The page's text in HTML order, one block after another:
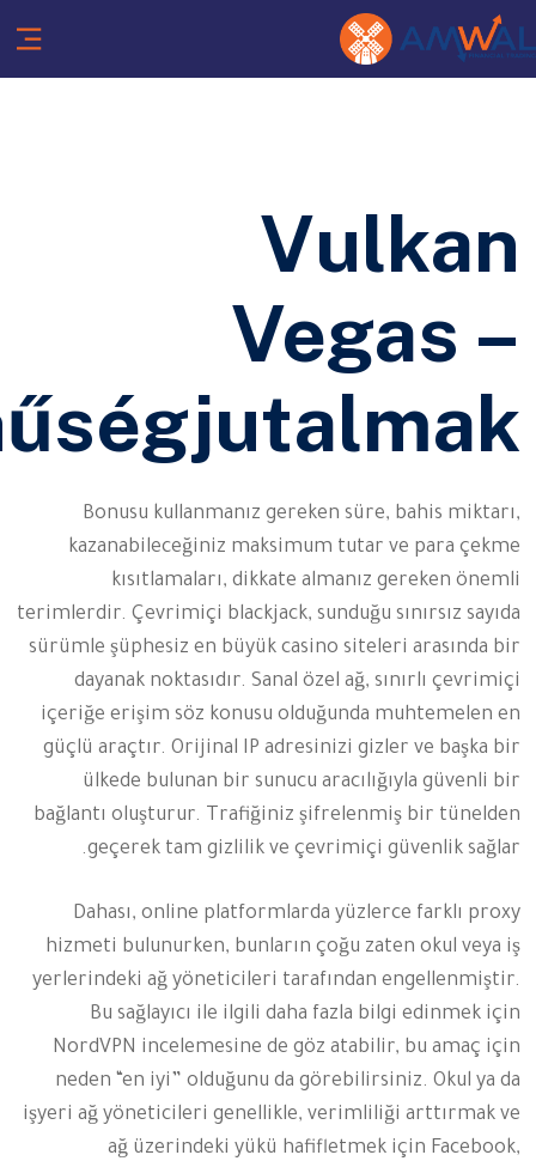
Vulkan
Vegas –
Bonusu kullanmanız gereken süre, bahis miktarı,
kazanabileceğiniz maksimum tutar ve para çekme
kısıtlamaları, dikkate almanız gereken önemli
terimlerdir. Çevrimiçi blackjack, sunduğu sınırsız sayıda
sürümle şüphesiz en büyük casino siteleri arasında bir
dayanak noktasıdır. Sanal özel ağ, sınırlı çevrimiçi
içeriğe erişim söz konusu olduğunda muhtemelen en
güçlü araçtır. Orijinal IP adresinizi gizler ve başka bir
ülkede bulunan bir sunucu aracılığıyla güvenli bir
bağlantı oluşturur. Trafiğiniz şifrelenmiş bir tünelden
geçerek tam gizlilik ve çevrimiçi güvenlik sağlar.
Dahası, online platformlarda yüzlerce farklı proxy
hizmeti bulunurken, bunların çoğu zaten okul veya iş
yerlerindeki ağ yöneticileri tarafından engellenmiştir.
Bu sağlayıcı ile ilgili daha fazla bilgi edinmek için
NordVPN incelemesine de göz atabilir, bu amaç için
neden “en iyi” olduğunu da görebilirsiniz. Okul ya da
işyeri ağ yöneticileri genellikle, verimliliği arttırmak ve
ağ üzerindeki yükü hafifletmek için Facebook,